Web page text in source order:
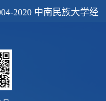
2020 中南民族大学经